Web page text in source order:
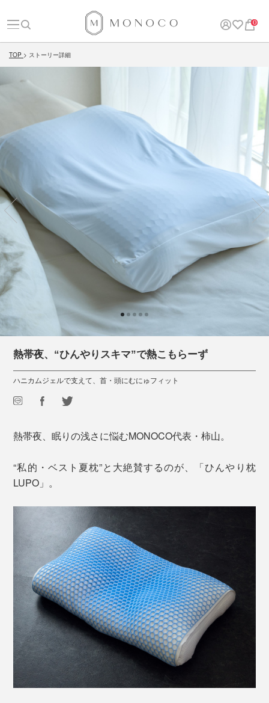
0
TOP ストーリー詳細
熱帯夜、“ひんやりスキマ”で熱こもらーず
ハニカムジェルで支えて、首・頭にむにゅフィット
熱帯夜、眠りの浅さに悩むMONOCO代表・柿山。
“私的・ベスト夏枕”と大絶賛するのが、「ひんやり枕
LUPO」。